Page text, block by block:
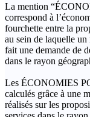
La mention
correspond à
fourchette entre la
au sein de laquelle
fait une demande de
dans le rayon
Les ÉCONOMIES
calculés grâce à une
réalisés sur les